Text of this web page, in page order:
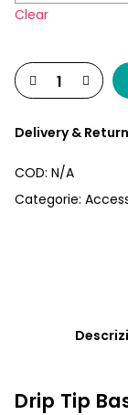
Clear
Delivery & Return
COD: N/A
Categorie:
Drip Tip